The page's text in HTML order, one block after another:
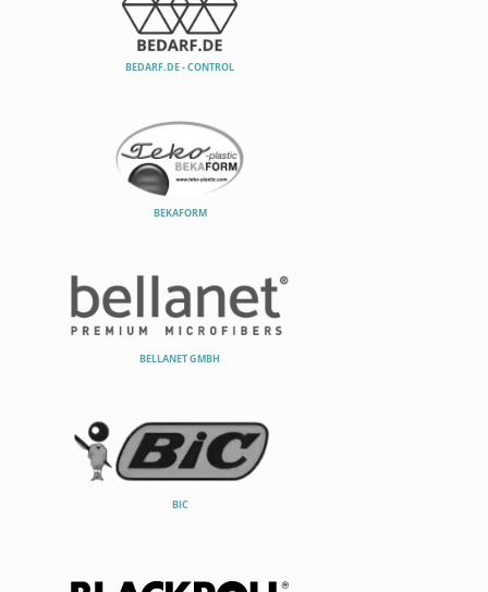
BEDARF.DE - CONTROL
BEKAFORM
BELLANET GMBH
BIC